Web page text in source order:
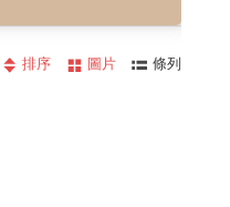
排序 圖片 條列